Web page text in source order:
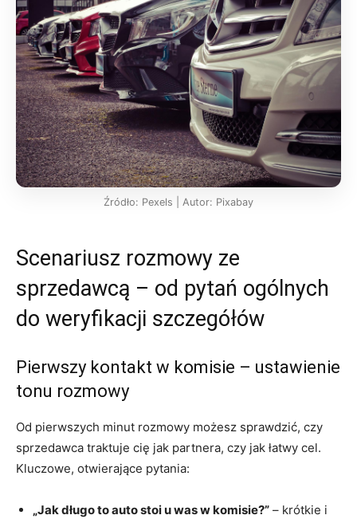
Źródło: Pexels | Autor: Pixabay
Scenariusz rozmowy ze
sprzedawcą – od pytań ogólnych
do weryfikacji szczegółów
Pierwszy kontakt w komisie – ustawienie
tonu rozmowy
Od pierwszych minut rozmowy możesz sprawdzić, czy
sprzedawca traktuje cię jak partnera, czy jak łatwy cel.
Kluczowe, otwierające pytania:
„Jak długo to auto stoi u was w komisie?” – krótkie i